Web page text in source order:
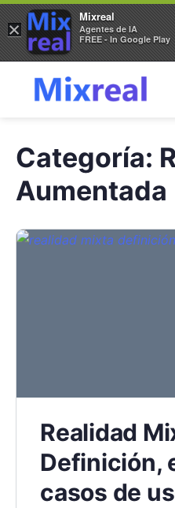
Categoría:
Aumentada
Realidad
Definición,
casos de
×
Mixreal
Agentes de IA
FREE - In Google Play